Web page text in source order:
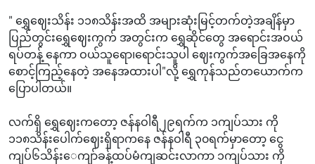
" ရွှေဈေးသိန်း ၁၁၈သိန်းအထိ အများဆုံးမြင့်တက်တဲ့အချိန်မှာ
ပြည်တွင်းရွှေဈေးကွက် အတွင်းက ရွှေဆိုင်တွေ အရောင်းအဝယ်
ရပ်တန့် နေကာ ဝယ်သူရော၊ရောင်းသူပါ ဈေးကွက်အခြေအနေကို
စောင့်ကြည့်နေတဲ့ အနေအထားပါ"လို့ ရွှေကုန်သည်တယောက်က
ပြောပါတယ်။
လက်ရှိ ရွှေဈေးကတော့ ဇန်နဝါရီ၂၉ရက်က ၁ကျပ်သား ကို
၁၁၈သိန်းပေါက်ဈေးရှိရာကနေ ဇန်နဝါရီ ၃၀ရက်မှာတော့ ငွေ
ကျပ်၆သိန်း‌ေကျာ်ခန့်ထပ်မံကျဆင်းလာကာ ၁ကျပ်သား ကို